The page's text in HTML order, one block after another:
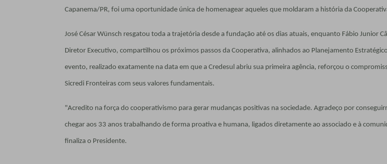
Capanema/PR, foi uma oportunidade única de homenagear aqueles que moldaram a história da
José César Wünsch resgatou toda a trajetória desde a fundação até os dias atuais, enquanto Fábio Junior
Diretor Executivo, compartilhou os próximos passos da Cooperativa, alinhados ao Planejamento
evento, realizado exatamente na data em que a Credesul abriu sua primeira agência, reforçou o
Sicredi Fronteiras com seus valores fundamentais.
"Acredito na força do cooperativismo para gerar mudanças positivas na sociedade. Agradeço por
chegar aos 33 anos trabalhando de forma proativa e humana, ligados diretamente ao associado e à
finaliza o Presidente.